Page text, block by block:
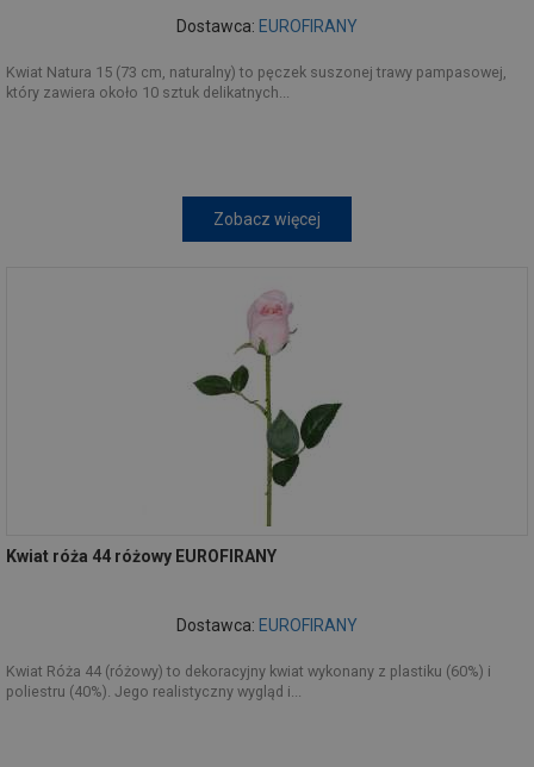
Dostawca: EUROFIRANY
Kwiat Natura 15 (73 cm, naturalny) to pęczek suszonej trawy pampasowej,
który zawiera około 10 sztuk delikatnych...
Zobacz więcej
Kwiat róża 44 różowy EUROFIRANY
Dostawca: EUROFIRANY
Kwiat Róża 44 (różowy) to dekoracyjny kwiat wykonany z plastiku (60%) i
poliestru (40%). Jego realistyczny wygląd i...